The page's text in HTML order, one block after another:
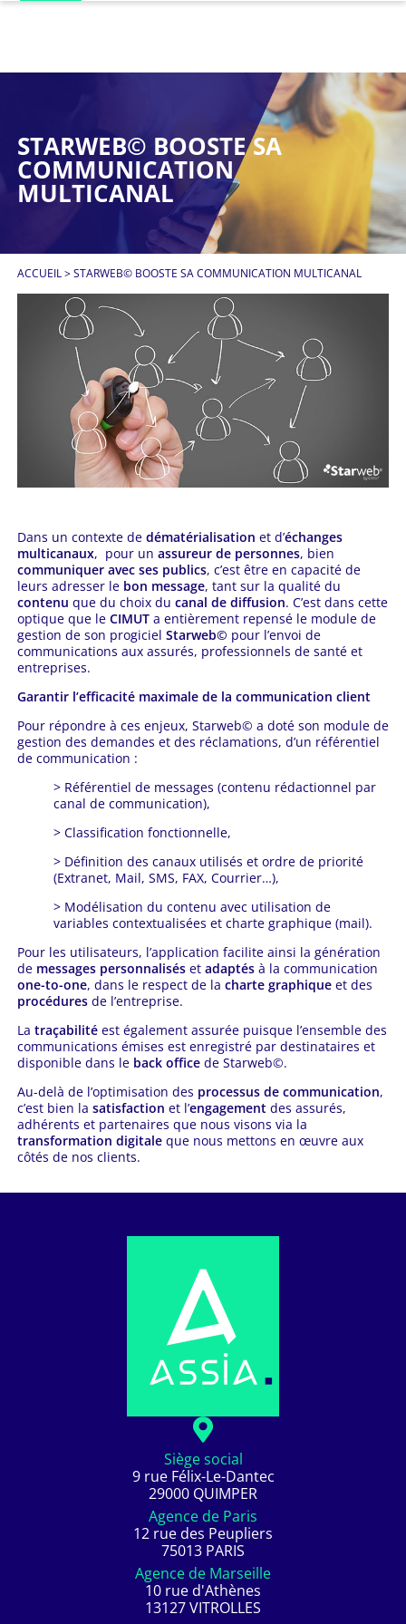
STARWEB© BOOSTE SA
COMMUNICATION
MULTICANAL
ACCUEIL>STARWEB© BOOSTE SA COMMUNICATION MULTICANAL
Dans un contexte de dématérialisation et d’échanges
multicanaux, pour un assureur de personnes, bien
communiquer avec ses publics, c’est être en capacité de
leurs adresser le bon message, tant sur la qualité du
contenu que du choix du canal de diffusion. C’est dans cette
optique que le CIMUT a entièrement repensé le module de
gestion de son progiciel Starweb© pour l’envoi de
communications aux assurés, professionnels de santé et
entreprises.
Garantir l’efficacité maximale de la communication client
Pour répondre à ces enjeux, Starweb© a doté son module de
gestion des demandes et des réclamations, d’un référentiel
de communication :
> Référentiel de messages (contenu rédactionnel par
canal de communication),
> Classification fonctionnelle,
> Définition des canaux utilisés et ordre de priorité
(Extranet, Mail, SMS, FAX, Courrier…),
> Modélisation du contenu avec utilisation de
variables contextualisées et charte graphique (mail).
Pour les utilisateurs, l’application facilite ainsi la génération
de messages personnaliséset adaptésà la communication
one-to-one, dans le respect de la charte graphiqueet des
procédures de l’entreprise.
La traçabilitéest également assurée puisque l’ensemble des
communications émises est enregistré par destinataires et
disponible dans le back officede Starweb©.
Au-delà de l’optimisation des processus de communication,
c’est bien la satisfaction et l’engagementdes assurés,
adhérents et partenaires que nous visons via la
transformation digitaleque nous mettons en œuvre aux
côtés de nos clients.
Siège social
9 rue Félix-Le-Dantec
29000 QUIMPER
Agence de Paris
12 rue des Peupliers
75013 PARIS
Agence de Marseille
10 rue d'Athènes
13127 VITROLLES